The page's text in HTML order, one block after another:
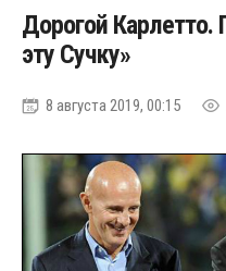
Дорогой
эту Сучку»
8 августа 2019, 00:15